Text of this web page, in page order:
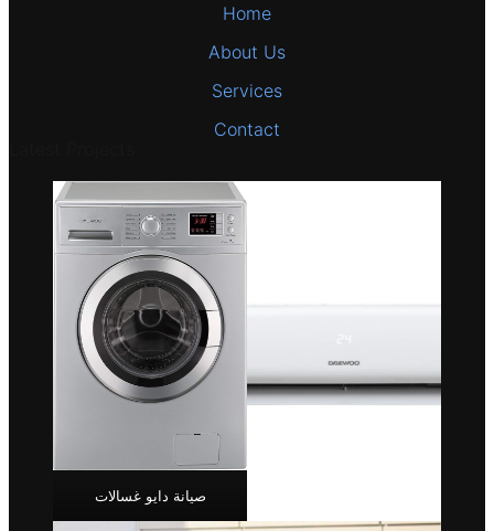
Home
About Us
Services
Contact
صيانة دايو غسالات